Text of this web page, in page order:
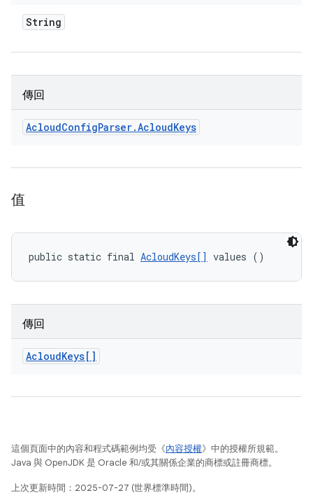
String
傳回
AcloudConfigParser.AcloudKeys
值
public static final AcloudKeys[] values ()
傳回
AcloudKeys[]
這個頁面中的內容和程式碼範例均受《內容授權》中的授權所規範。
Java 與 OpenJDK 是 Oracle 和/或其關係企業的商標或註冊商標。
上次更新時間：2025-07-27 (世界標準時間)。